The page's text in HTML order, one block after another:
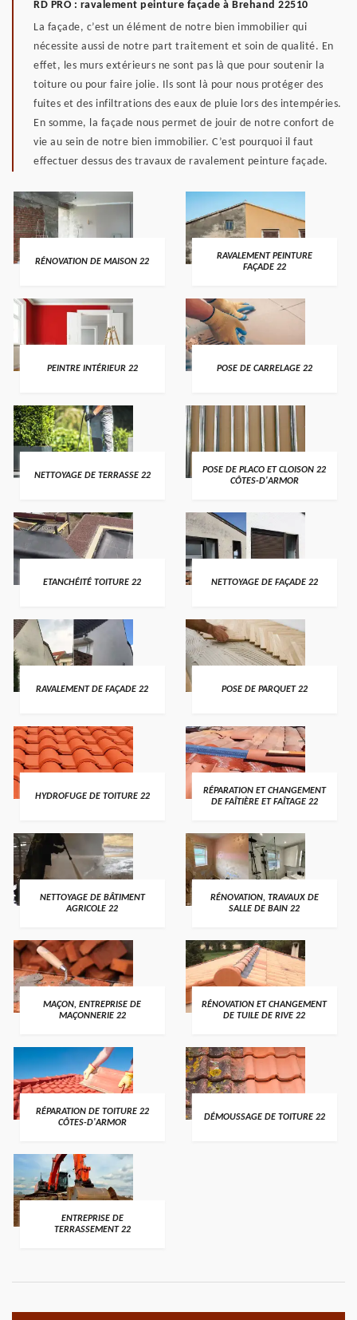
RD PRO : ravalement peinture façade à Brehand 22510
La façade, c’est un élément de notre bien immobilier qui
nécessite aussi de notre part traitement et soin de qualité. En
effet, les murs extérieurs ne sont pas là que pour soutenir la
toiture ou pour faire jolie. Ils sont là pour nous protéger des
fuites et des infiltrations des eaux de pluie lors des intempéries.
En somme, la façade nous permet de jouir de notre confort de
vie au sein de notre bien immobilier. C’est pourquoi il faut
effectuer dessus des travaux de ravalement peinture façade.
RÉNOVATION DE MAISON 22
RAVALEMENT PEINTURE
FAÇADE 22
PEINTRE INTÉRIEUR 22 POSE DE CARRELAGE 22
NETTOYAGE DE TERRASSE 22
POSE DE PLACO ET CLOISON 22
CÔTES-D'ARMOR
ETANCHÉITÉ TOITURE 22 NETTOYAGE DE FAÇADE 22
RAVALEMENT DE FAÇADE 22 POSE DE PARQUET 22
HYDROFUGE DE TOITURE 22
RÉPARATION ET CHANGEMENT
DE FAÎTIÈRE ET FAÎTAGE 22
NETTOYAGE DE BÂTIMENT
AGRICOLE 22
RÉNOVATION, TRAVAUX DE
SALLE DE BAIN 22
MAÇON, ENTREPRISE DE
MAÇONNERIE 22
RÉNOVATION ET CHANGEMENT
DE TUILE DE RIVE 22
RÉPARATION DE TOITURE 22
CÔTES-D'ARMOR
DÉMOUSSAGE DE TOITURE 22
ENTREPRISE DE
TERRASSEMENT 22